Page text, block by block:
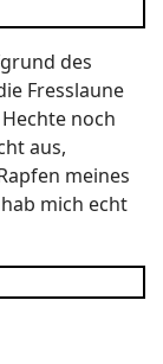
des
Fresslaune
noch
aus,
meines
mich echt